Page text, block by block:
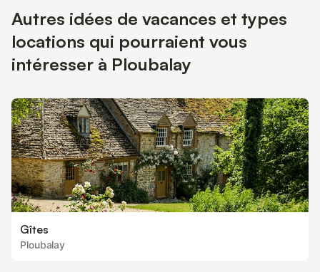
Autres idées de vacances et types
locations qui pourraient vous
intéresser à Ploubalay
Gîtes
Ploubalay